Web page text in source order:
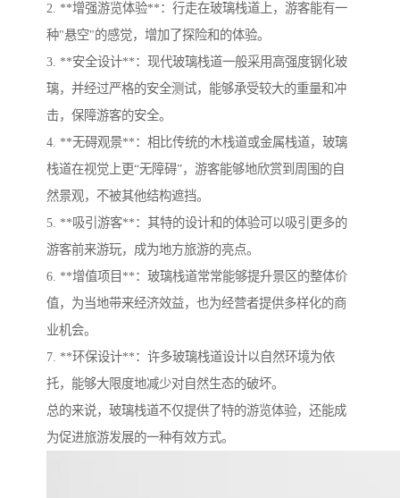
2. **增强游览体验**：行走在玻璃栈道上，游客能有一
种"悬空"的感觉，增加了探险和的体验。
3. **安全设计**：现代玻璃栈道一般采用高强度钢化玻
璃，并经过严格的安全测试，能够承受较大的重量和冲
击，保障游客的安全。
4. **无碍观景**：相比传统的木栈道或金属栈道，玻璃
栈道在视觉上更“无障碍”，游客能够地欣赏到周围的自
然景观，不被其他结构遮挡。
5. **吸引游客**：其特的设计和的体验可以吸引更多的
游客前来游玩，成为地方旅游的亮点。
6. **增值项目**：玻璃栈道常常能够提升景区的整体价
值，为当地带来经济效益，也为经营者提供多样化的商
业机会。
7. **环保设计**：许多玻璃栈道设计以自然环境为依
托，能够大限度地减少对自然生态的破坏。
总的来说，玻璃栈道不仅提供了特的游览体验，还能成
为促进旅游发展的一种有效方式。